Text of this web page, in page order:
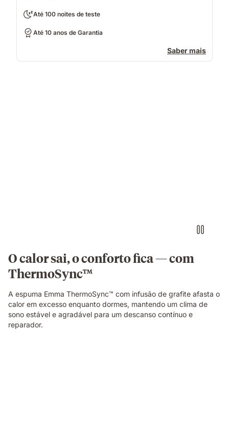
Até 100 noites de teste
Até 10 anos de Garantia
Saber mais
cada
lado.
O calor sai, o conforto fica — com
ThermoSync™
A espuma Emma ThermoSync™ com infusão de grafite afasta o
calor em excesso enquanto dormes, mantendo um clima de
sono estável e agradável para um descanso contínuo e
reparador.